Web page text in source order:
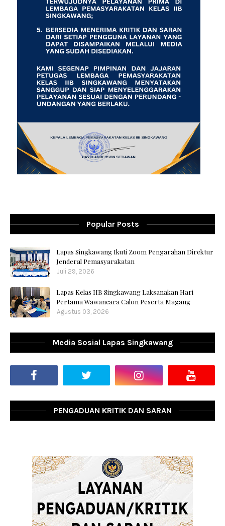
Popular Posts
Lapas Singkawang Ikuti Zoom Pengarahan Direktur
Jenderal Pemasyarakatan
Juli 29, 2026
Lapas Kelas IIB Singkawang Laksanakan Hari
Pertama Wawancara Calon Peserta Magang
Agustus 03, 2026
Media Sosial Lapas Singkawang
PENGADUAN KRITIK DAN SARAN